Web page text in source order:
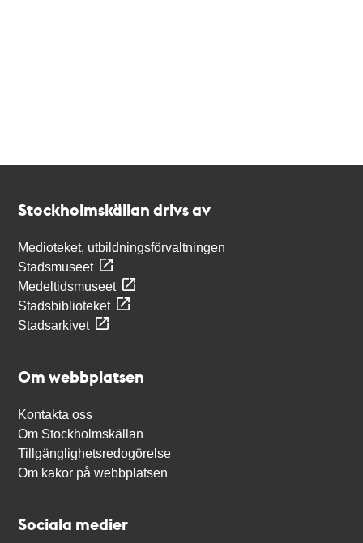
Stockholmskällan drivs av
Medioteket, utbildningsförvaltningen
Stadsmuseet
Medeltidsmuseet
Stadsbiblioteket
Stadsarkivet
Om webbplatsen
Kontakta oss
Om Stockholmskällan
Tillgänglighetsredogörelse
Om kakor på webbplatsen
Sociala medier